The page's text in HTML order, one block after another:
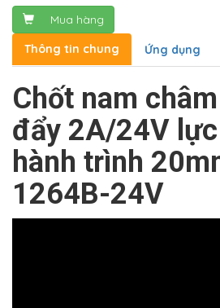
Mua hàng
Thông tin chung
Ứng dụng
Chốt nam
đẩy 2A/24V
hành trình
1264B-24V